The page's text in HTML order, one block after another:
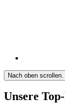
Nach oben scrollen.
Unsere